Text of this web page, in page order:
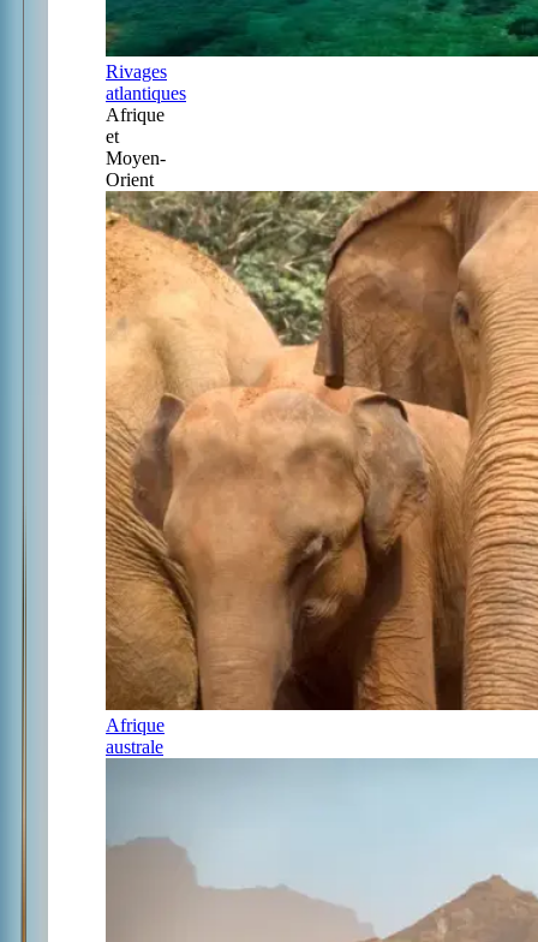
Rivages
atlantiques
Afrique
et
Moyen-
Orient
Afrique
australe